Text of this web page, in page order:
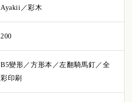
Ayakii／彩木
200
B5變形／方形本／左翻騎馬釘／全
彩印刷